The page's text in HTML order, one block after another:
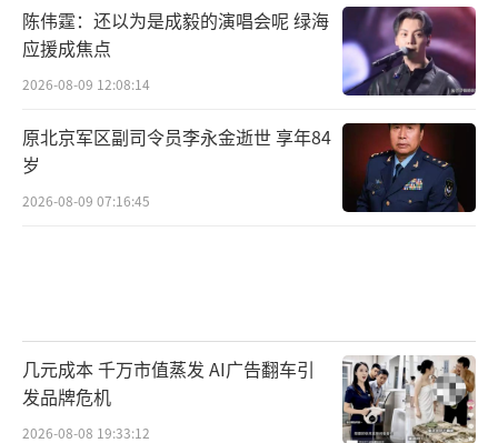
陈伟霆：还以为是成毅的演唱会呢 绿海
应援成焦点
2026-08-09 12:08:14
原北京军区副司令员李永金逝世 享年84
岁
2026-08-09 07:16:45
几元成本 千万市值蒸发 AI广告翻车引
发品牌危机
2026-08-08 19:33:12